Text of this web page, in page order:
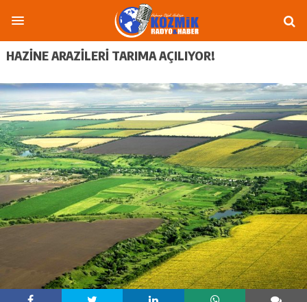
HAZINE ARAZILERI TARIMA AÇILIYOR!